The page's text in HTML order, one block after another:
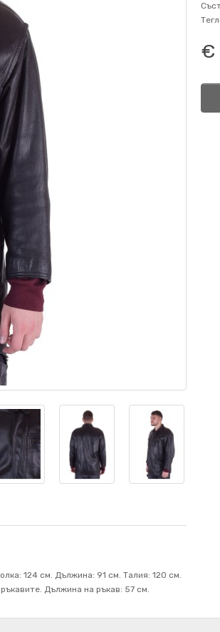
124 см. Дължина: 91 см. Талия: 120 см.
Дължина на ръкав: 57 см.
€